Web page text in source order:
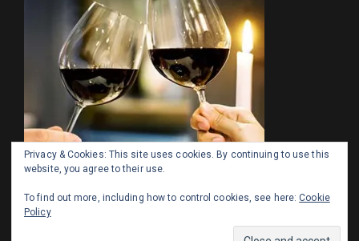
Privacy & Cookies: This site uses cookies. By continuing to use this
website, you agree to their use.
To find out more, including how to control cookies, see here:Cookie
Policy